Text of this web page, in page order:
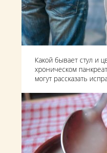
Какой бывает стул и
хроническом
могут рассказать